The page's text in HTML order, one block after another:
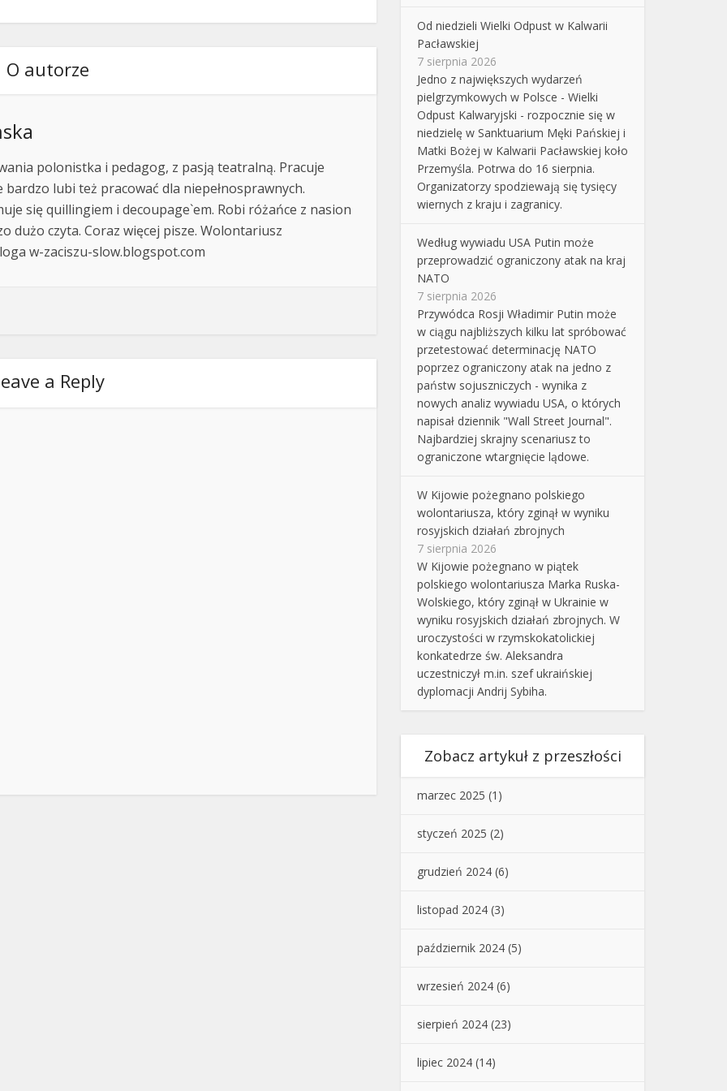
O autorze
polonistka i pedagog, z pasją teatralną. Pracuje
bardzo lubi też pracować dla niepełnosprawnych.
się quillingiem i decoupage`em. Robi różańce z nasion
dużo czyta. Coraz więcej pisze. Wolontariusz
w-zaciszu-slow.blogspot.com
a Reply
Od niedzieli Wielki Odpust w Kalwarii
Pacławskiej
7 sierpnia 2026
Jedno z największych wydarzeń
pielgrzymkowych w Polsce - Wielki
Odpust Kalwaryjski - rozpocznie się w
niedzielę w Sanktuarium Męki Pańskiej i
Matki Bożej w Kalwarii Pacławskiej koło
Przemyśla. Potrwa do 16 sierpnia.
Organizatorzy spodziewają się tysięcy
wiernych z kraju i zagranicy.
Według wywiadu USA Putin może
przeprowadzić ograniczony atak na kraj
NATO
7 sierpnia 2026
Przywódca Rosji Władimir Putin może
w ciągu najbliższych kilku lat spróbować
przetestować determinację NATO
poprzez ograniczony atak na jedno z
państw sojuszniczych - wynika z
nowych analiz wywiadu USA, o których
napisał dziennik "Wall Street Journal".
Najbardziej skrajny scenariusz to
ograniczone wtargnięcie lądowe.
W Kijowie pożegnano polskiego
wolontariusza, który zginął w wyniku
rosyjskich działań zbrojnych
7 sierpnia 2026
W Kijowie pożegnano w piątek
polskiego wolontariusza Marka Ruska-
Wolskiego, który zginął w Ukrainie w
wyniku rosyjskich działań zbrojnych. W
uroczystości w rzymskokatolickiej
konkatedrze św. Aleksandra
uczestniczył m.in. szef ukraińskiej
dyplomacji Andrij Sybiha.
Zobacz artykuł z przeszłości
marzec 2025 (1)
styczeń 2025 (2)
grudzień 2024 (6)
listopad 2024 (3)
październik 2024 (5)
wrzesień 2024 (6)
sierpień 2024 (23)
lipiec 2024 (14)